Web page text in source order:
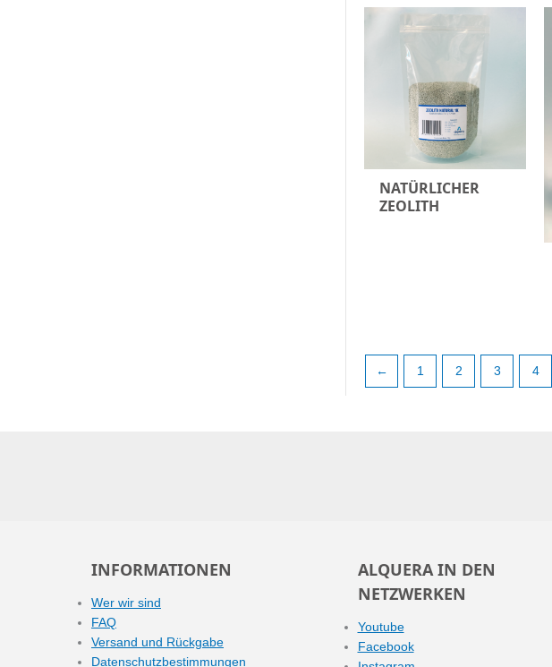
NATÜRLICHER
ZEOLITH
← 1 2 3 4
INFORMATIONEN
Wer wir sind
FAQ
Versand und Rückgabe
Datenschutzbestimmungen
ALQUERA IN DEN
NETZWERKEN
Youtube
Facebook